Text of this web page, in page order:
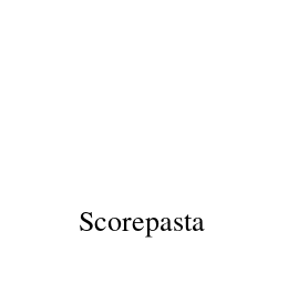
Scorepasta